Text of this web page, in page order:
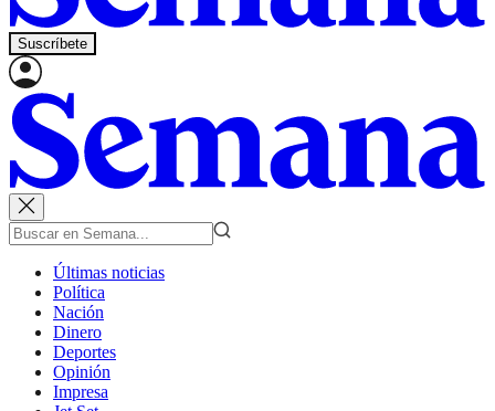
Suscríbete
Últimas noticias
Política
Nación
Dinero
Deportes
Opinión
Impresa